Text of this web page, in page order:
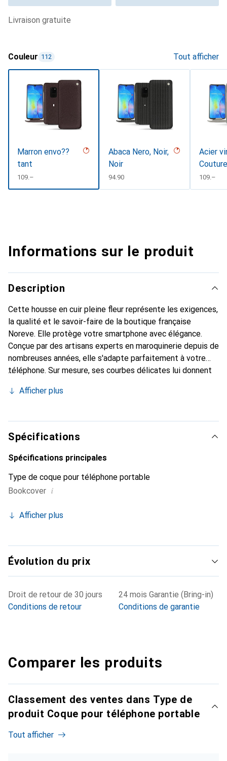
livraison gratuite
Couleur 112 Tout afficher
Marron envo??
tant
CHF
109.–
Abaca Nero, Noir,
Noir
CHF
94.90
Acier
CHF
109.–
Informations sur le produit
Description
Cette housse en cuir pleine fleur représente les exigences,
la qualité et le savoir-faire de la boutique française
Noreve. Elle protège votre smartphone avec élégance.
Conçue par des artisans experts en maroquinerie depuis de
nombreuses années, elle s'adapte parfaitement à votre
téléphone. Sur mesure, ses courbes délicates lui donnent
et indispensable de votre smartphone. Reconnaître
marque Noreve est un choix sûr pour une clientèle
exigeante.
Afficher plus
Spécifications
Spécifications principales
Type de coque pour téléphone portable
Bookcover i
Afficher plus
Évolution du prix
Droit de retour de 30 jours
Conditions de retour
24 mois Garantie (Bring-in)
Conditions de garantie
Comparer les produits
Classement des ventes dans Type de
produit Coque pour téléphone portable
Tout afficher